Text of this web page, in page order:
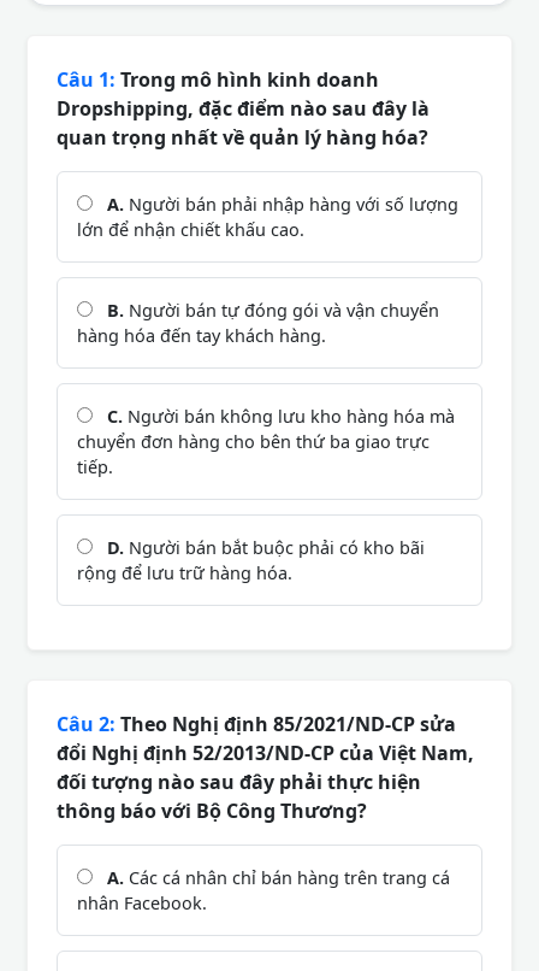
Câu 1: Trong mô hình kinh doanh
Dropshipping, đặc điểm nào sau đây là
quan trọng nhất về quản lý hàng hóa?
A. Người bán phải nhập hàng với số lượng
lớn để nhận chiết khấu cao.
B. Người bán tự đóng gói và vận chuyển
hàng hóa đến tay khách hàng.
C. Người bán không lưu kho hàng hóa mà
chuyển đơn hàng cho bên thứ ba giao trực
tiếp.
D. Người bán bắt buộc phải có kho bãi
rộng để lưu trữ hàng hóa.
Câu 2: Theo Nghị định 85/2021/ND-CP sửa
đổi Nghị định 52/2013/ND-CP của Việt Nam,
đối tượng nào sau đây phải thực hiện
thông báo với Bộ Công Thương?
A. Các cá nhân chỉ bán hàng trên trang cá
nhân Facebook.